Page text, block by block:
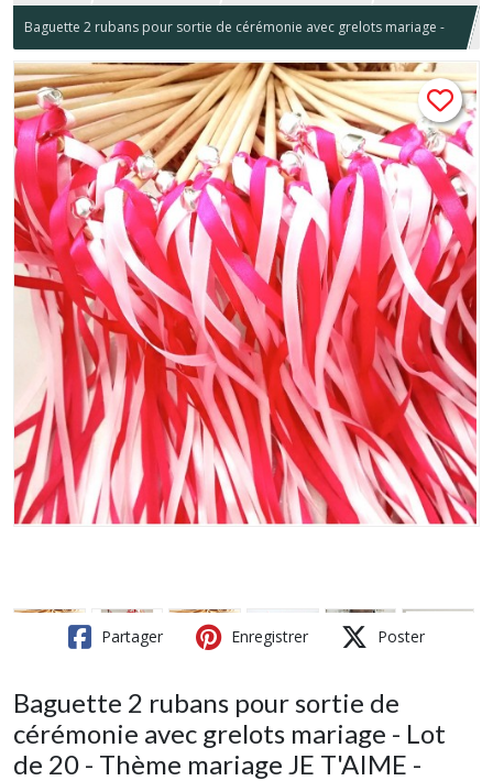
Baguette 2 rubans pour sortie de cérémonie avec grelots mariage -
Lot de 20 - Thème mariage JE T'AIME -
Partager Enregistrer Poster
Baguette 2 rubans pour sortie de
cérémonie avec grelots mariage - Lot
de 20 - Thème mariage JE T'AIME -